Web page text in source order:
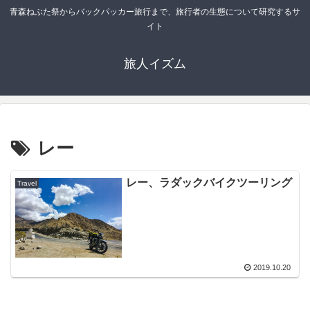
青森ねぶた祭からバックパッカー旅行まで、旅行者の生態について研究するサ
イト
旅人イズム
レー
Travel レー、ラダックバイクツーリング
2019.10.20